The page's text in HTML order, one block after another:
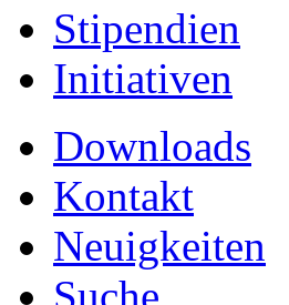
Stipendien
Initiativen
Downloads
Kontakt
Neuigkeiten